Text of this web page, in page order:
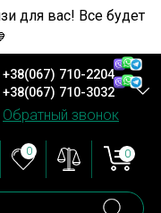
для вас! Все будет
+38(067) 710-2204
+38(067) 710-3032
Обратный звонок
0 0